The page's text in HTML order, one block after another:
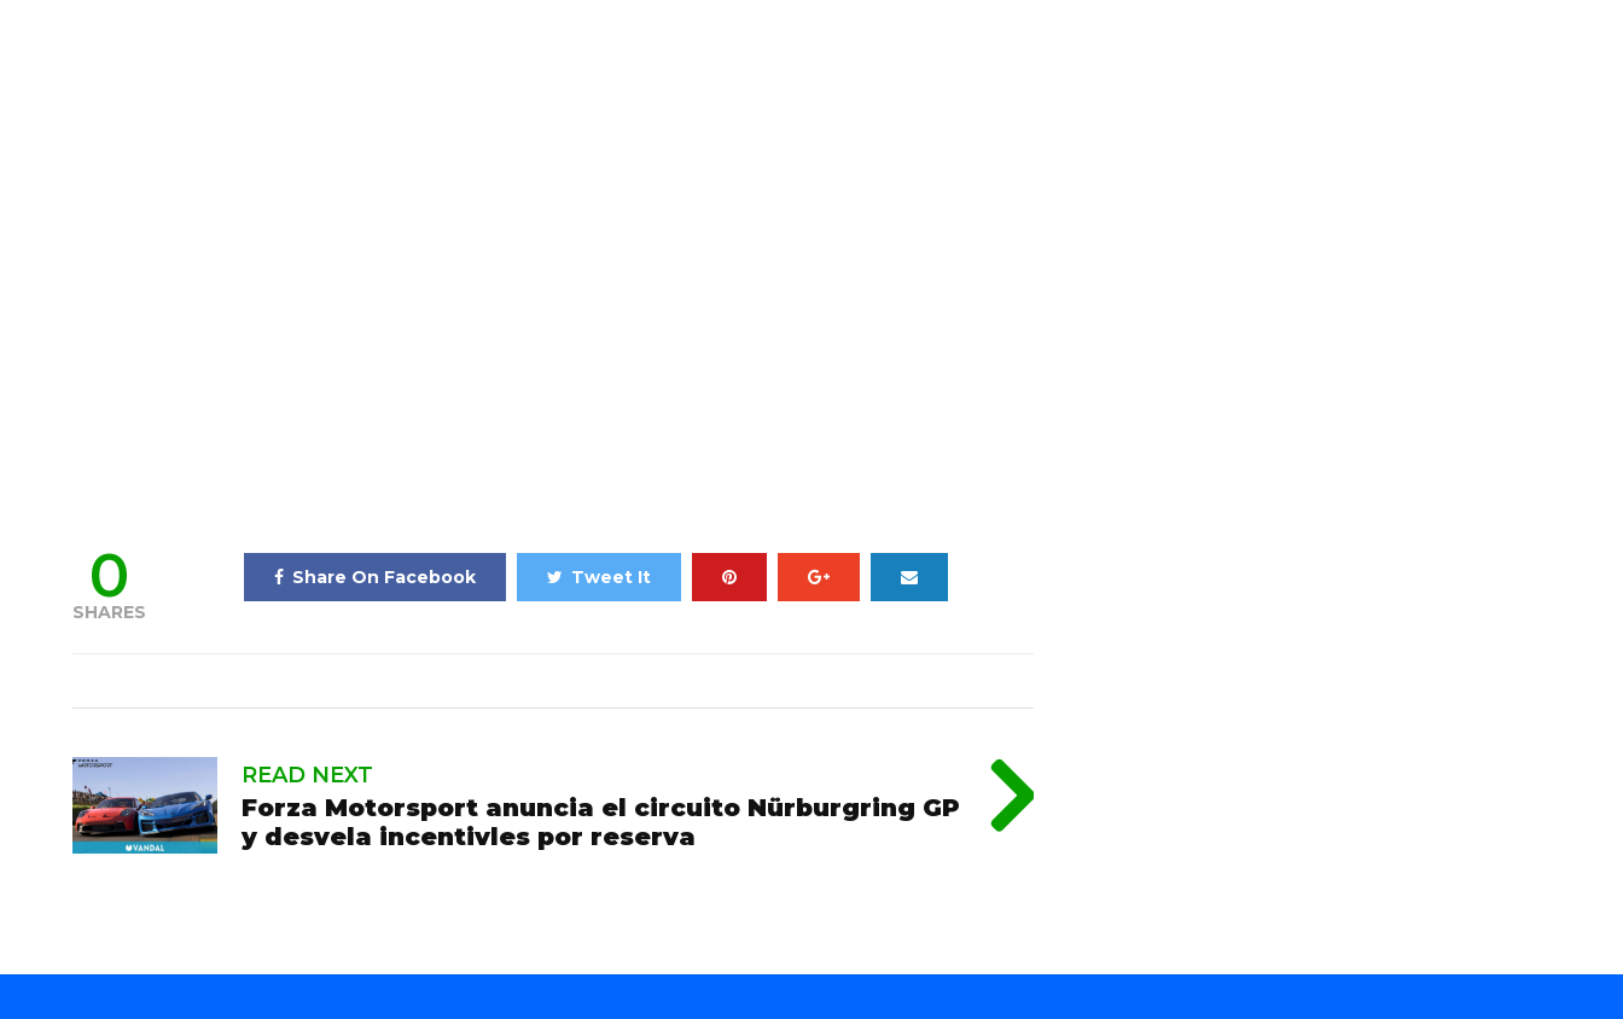
0
SHARES
Share On Facebook Tweet It
READ NEXT
Forza Motorsport anuncia el circuito Nürburgring GP
y desvela incentivles por reserva